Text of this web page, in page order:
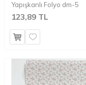
Yapışkanlı Folyo dm-5
123,89 TL